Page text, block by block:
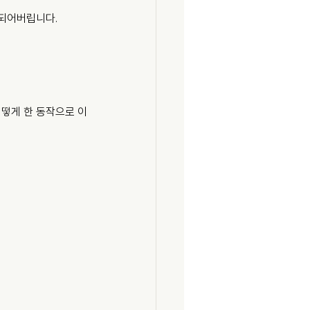
어버립니다.
게 한 동작으로 이